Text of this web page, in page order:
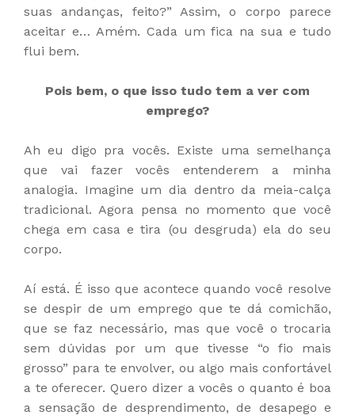
suas andanças, feito?” Assim, o corpo parece
aceitar e… Amém. Cada um fica na sua e tudo
flui bem.
Pois bem, o que isso tudo tem a ver com
emprego?
Ah eu digo pra vocês. Existe uma semelhança
que vai fazer vocês entenderem a minha
analogia. Imagine um dia dentro da meia-calça
tradicional. Agora pensa no momento que você
chega em casa e tira (ou desgruda) ela do seu
corpo.
Aí está. É isso que acontece quando você resolve
se despir de um emprego que te dá comichão,
que se faz necessário, mas que você o trocaria
sem dúvidas por um que tivesse “o fio mais
grosso” para te envolver, ou algo mais confortável
a te oferecer. Quero dizer a vocês o quanto é boa
a sensação de desprendimento, de desapego e